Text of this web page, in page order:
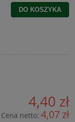
DO KOSZYKA
4,40 zł
Cena netto: 4,07 zł